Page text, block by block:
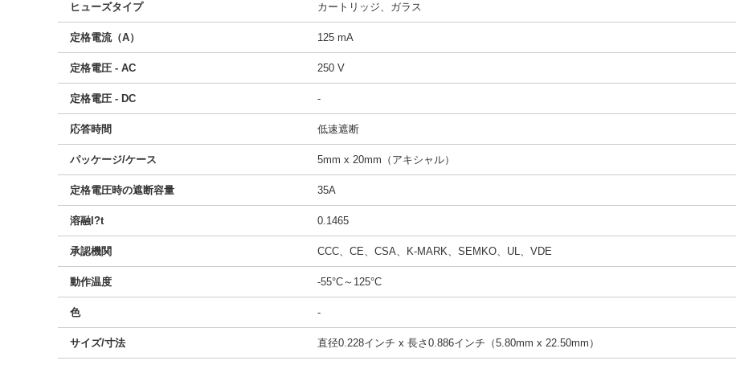
ヒューズタイプ カートリッジ、ガラス
定格電流（A） 125 mA
定格電圧 - AC 250 V
定格電圧 - DC -
応答時間 低速遮断
パッケージ/ケース 5mm x 20mm（アキシャル）
定格電圧時の遮断容量 35A
溶融I?t 0.1465
承認機関 CCC、CE、CSA、K-MARK、SEMKO、UL、VDE
動作温度 -55°C～125°C
色 -
サイズ/寸法 直径0.228インチ x 長さ0.886インチ（5.80mm x 22.50mm）